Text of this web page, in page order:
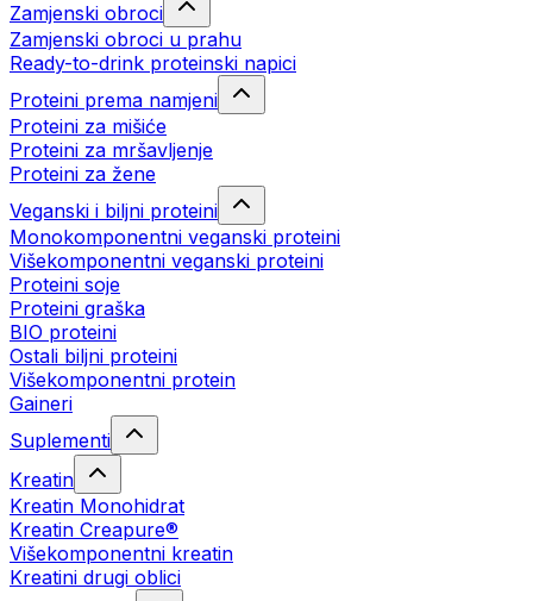
Zamjenski obroci
Zamjenski obroci u prahu
Ready-to-drink proteinski napici
Proteini prema namjeni
Proteini za mišiće
Proteini za mršavljenje
Proteini za žene
Veganski i biljni proteini
Monokomponentni veganski proteini
Višekomponentni veganski proteini
Proteini soje
Proteini graška
BIO proteini
Ostali biljni proteini
Višekomponentni protein
Gaineri
Suplementi
Kreatin
Kreatin Monohidrat
Kreatin Creapure®
Višekomponentni kreatin
Kreatini drugi oblici